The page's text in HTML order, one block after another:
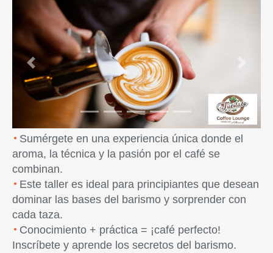
Previous
Sumérgete en una experiencia única donde el
aroma, la técnica y la pasión por el café se
combinan.
Este taller es ideal para principiantes que desean
dominar las bases del barismo y sorprender con
cada taza.
Conocimiento + práctica = ¡café perfecto!
Inscríbete y aprende los secretos del barismo.